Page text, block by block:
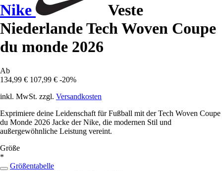
Nike
Veste
Niederlande Tech Woven Coupe
du monde 2026
Ab
134,99 € 107,99 € -20%
inkl. MwSt. zzgl. Versandkosten
Exprimiere deine Leidenschaft für Fußball mit der Tech Woven Coupe
du Monde 2026 Jacke der Nike, die modernen Stil und
außergewöhnliche Leistung vereint.
Größe
*
Größentabelle